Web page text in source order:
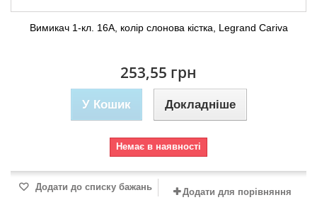
Вимикач 1-кл. 16А, колір слонова кістка, Legrand Cariva
253,55 грн
У Кошик Докладніше
Немає в наявності
Додати до списку бажань Додати для порівняння